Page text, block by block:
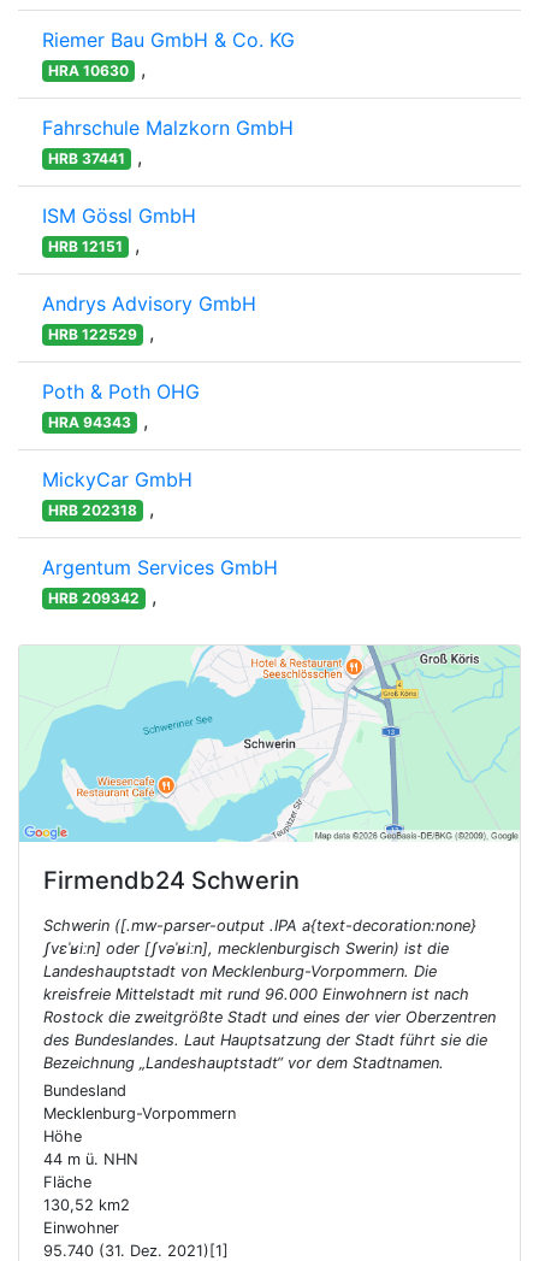
Riemer Bau GmbH & Co. KG
HRA 10630 ,
Fahrschule Malzkorn GmbH
HRB 37441 ,
ISM Gössl GmbH
HRB 12151 ,
Andrys Advisory GmbH
HRB 122529 ,
Poth & Poth OHG
HRA 94343 ,
MickyCar GmbH
HRB 202318 ,
Argentum Services GmbH
HRB 209342 ,
Firmendb24 Schwerin
Schwerin ([.mw-parser-output .IPA a{text-decoration:none}
ʃvɛˈʁiːn] oder [ʃvəˈʁiːn], mecklenburgisch Swerin) ist die
Landeshauptstadt von Mecklenburg-Vorpommern. Die
kreisfreie Mittelstadt mit rund 96.000 Einwohnern ist nach
Rostock die zweitgrößte Stadt und eines der vier Oberzentren
des Bundeslandes. Laut Hauptsatzung der Stadt führt sie die
Bezeichnung „Landeshauptstadt“ vor dem Stadtnamen.
Bundesland
Mecklenburg-Vorpommern
Höhe
44 m ü. NHN
Fläche
130,52 km2
Einwohner
95.740 (31. Dez. 2021)[1]